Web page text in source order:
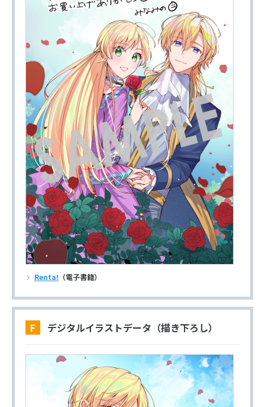
Renta! （電子書籍）
F デジタルイラストデータ（描き下ろし）